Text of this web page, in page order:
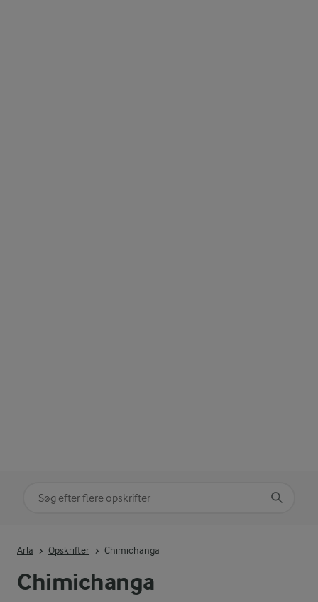
Chimichanga
Arla Opskrifter Chimichanga
Søg på kategori